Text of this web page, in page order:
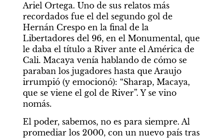
Ariel Ortega. Uno de sus relatos más
recordados fue el del segundo gol de
Hernán Crespo en la final de la
Libertadores del 96, en el Monumental, que
le daba el título a River ante el América de
Cali. Macaya venía hablando de cómo se
paraban los jugadores hasta que Araujo
irrumpió (y emocionó): “Sharap, Macaya,
que se viene el gol de River”. Y se vino
nomás.
El poder, sabemos, no es para siempre. Al
promediar los 2000, con un nuevo país tras